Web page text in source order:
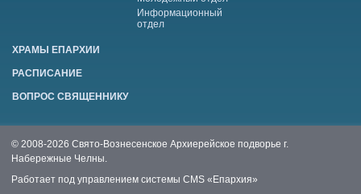
Информационный
отдел
ХРАМЫ ЕПАРХИИ
РАСПИСАНИЕ
ВОПРОС СВЯЩЕННИКУ
© 2008-2026 Свято-Вознесенское Архиерейское подворье г.
Набережные Челны.
Работает под управлением системы CMS «Епархия»